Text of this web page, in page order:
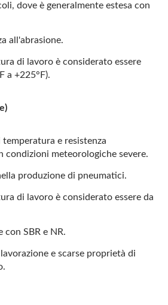
dove è generalmente estesa con
all'abrasione.
di lavoro è considerato essere
a +225°F).
e resistenza
condizioni meteorologiche severe.
produzione di pneumatici.
di lavoro è considerato essere da
con SBR e NR.
e scarse proprietà di